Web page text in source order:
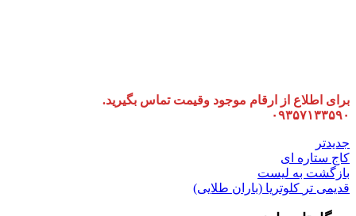
برای اطلاع از ارقام موجود وقیمت تماس بگیرید.
۰۹۳۵۷۱۳۳۵۹۰
جدیدتر
کاج ستاره ای
بازگشت به لیست
قدیمی تر کلوتریا (باران طلایی)